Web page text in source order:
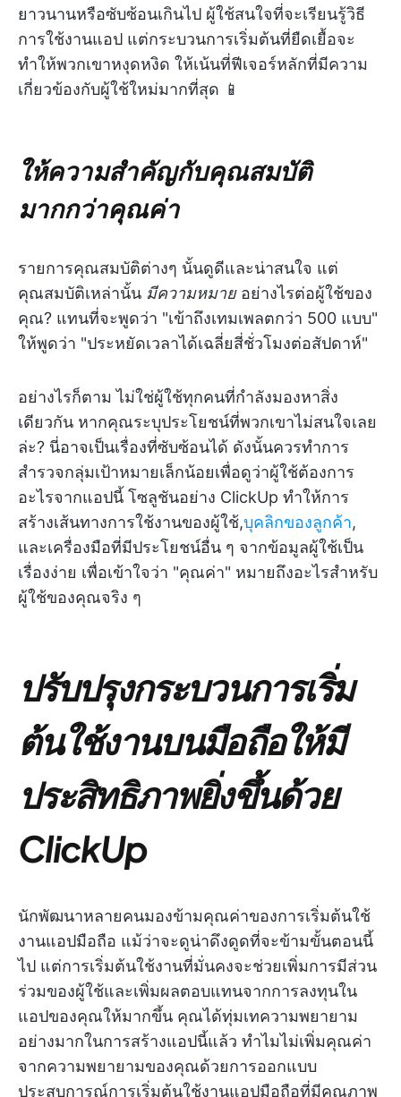
ยาวนานหรือซับซ้อนเกินไป ผู้ใช้สนใจที่จะเรียนรู้วิธี
การใช้งานแอป แต่กระบวนการเริ่มต้นที่ยืดเยื้อจะ
ทำให้พวกเขาหงุดหงิด ให้เน้นที่ฟีเจอร์หลักที่มีความ
เกี่ยวข้องกับผู้ใช้ใหม่มากที่สุด 📱
ให้ความสำคัญกับคุณสมบัติ
มากกว่าคุณค่า
รายการคุณสมบัติต่างๆ นั้นดูดีและน่าสนใจ แต่
คุณสมบัติเหล่านั้น มีความหมายอย่างไรต่อผู้ใช้ของ
คุณ? แทนที่จะพูดว่า "เข้าถึงเทมเพลตกว่า 500 แบบ"
ให้พูดว่า "ประหยัดเวลาได้เฉลี่ยสี่ชั่วโมงต่อสัปดาห์"
อย่างไรก็ตาม ไม่ใช่ผู้ใช้ทุกคนที่กำลังมองหาสิ่ง
เดียวกัน หากคุณระบุประโยชน์ที่พวกเขาไม่สนใจเลย
ล่ะ? นี่อาจเป็นเรื่องที่ซับซ้อนได้ ดังนั้นควรทำการ
สำรวจกลุ่มเป้าหมายเล็กน้อยเพื่อดูว่าผู้ใช้ต้องการ
อะไรจากแอปนี้ โซลูชันอย่าง ClickUp ทำให้การ
สร้างเส้นทางการใช้งานของผู้ใช้,บุคลิกของลูกค้า,
และเครื่องมือที่มีประโยชน์อื่น ๆ จากข้อมูลผู้ใช้เป็น
เรื่องง่าย เพื่อเข้าใจว่า "คุณค่า" หมายถึงอะไรสำหรับ
ผู้ใช้ของคุณจริง ๆ
ปรับปรุงกระบวนการเริ่ม
ต้นใช้งานบนมือถือให้มี
ประสิทธิภาพยิ่งขึ้นด้วย
ClickUp
นักพัฒนาหลายคนมองข้ามคุณค่าของการเริ่มต้นใช้
งานแอปมือถือ แม้ว่าจะดูน่าดึงดูดที่จะข้ามขั้นตอนนี้
ไป แต่การเริ่มต้นใช้งานที่มั่นคงจะช่วยเพิ่มการมีส่วน
ร่วมของผู้ใช้และเพิ่มผลตอบแทนจากการลงทุนใน
แอปของคุณให้มากขึ้น คุณได้ทุ่มเทความพยายาม
อย่างมากในการสร้างแอปนี้แล้ว ทำไมไม่เพิ่มคุณค่า
จากความพยายามของคุณด้วยการออกแบบ
ประสบการณ์การเริ่มต้นใช้งานแอปมือถือที่มีคุณภาพ